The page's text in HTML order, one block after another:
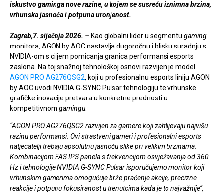
iskustvo gaminga nove razine, u kojem se susreću iznimna brzina,
vrhunska jasnoća i potpuna uronjenost.
Zagreb,7. siječnja 2026. – Kao globalni lider u segmentu gaming
monitora, AGON by AOC nastavlja dugoročnu i blisku suradnju s
NVIDIA-om s ciljem pomicanja granica performansi esports
zaslona. Na toj snažnoj tehnološkoj osnovi razvijen je model
AGON PRO AG276QSG2, koji u profesionalnu esports liniju AGON
by AOC uvodi NVIDIA G-SYNC Pulsar tehnologiju te vrhunske
grafičke inovacije pretvara u konkretne prednosti u
kompetitivnom gamingu
“AGON PRO AG276QSG2 razvijen za gamere koji zahtijevaju najvišu
razinu performansi. Ovi strastveni gameri i profesionalni esports
natjecatelji trebaju apsolutnu jasnoću slike pri velikim brzinama.
Kombinacijom FAS IPS panela s frekvencijom osvježavanja od 360
Hz i tehnologije NVIDIA G-SYNC Pulsar isporučujemo monitor koji
vrhunskim gamerima omogućuje brže praćenje akcije, precizne
reakcije i potpunu fokusiranost u trenutcima kada je to najvažnije’’,